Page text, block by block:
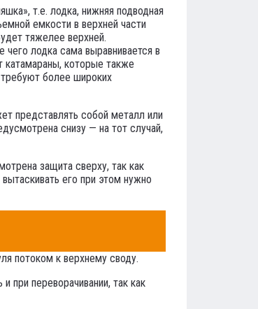
т.е. лодка, нижняя подводная
емкости в верхней части
тяжелее верхней.
лодка сама выравнивается в
катамараны, которые также
более широких
представлять собой металл или
снизу — на тот случай,
защита сверху, так как
его при этом нужно
потоком к верхнему своду.
при переворачивании, так как